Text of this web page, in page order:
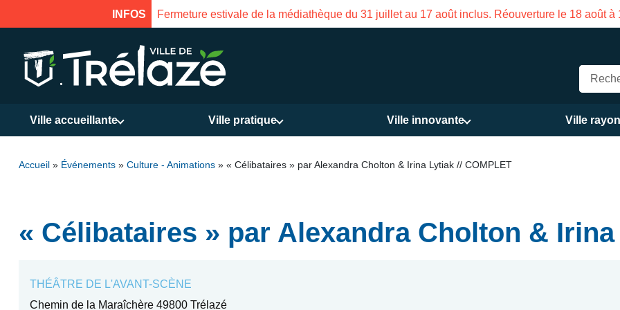
INFOS Fermeture estivale de la médiathèque du 31 juillet au 17 août inclus. Réouverture le 18 août à
Ville accueillante Ville pratique Ville innovante Ville
Accueil » Événements » Culture - Animations » « Célibataires » par Alexandra Cholton & Irina Lytiak // COMPLET
« Célibataires » par Alexandra Cholton &
THÉÂTRE DE L'AVANT-SCÈNE
Chemin de la Maraîchère 49800 Trélazé